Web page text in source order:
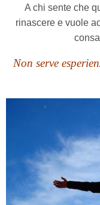
A chi sente che
rinascere e vuole
Non serve